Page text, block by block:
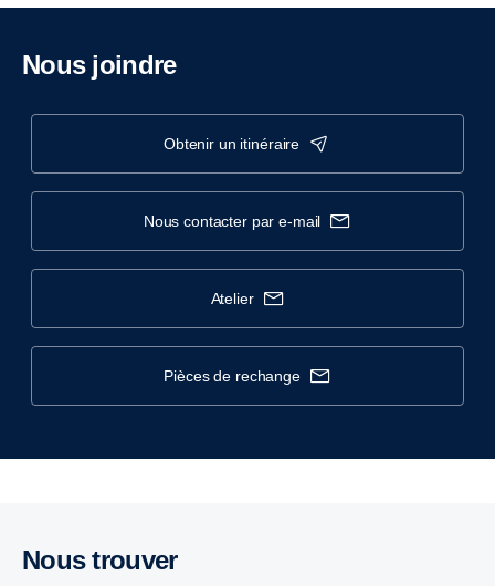
Nous joindre
obtenir un itinéraire
nous contacter par e-mail
atelier
pièces de rechange
Nous trouver